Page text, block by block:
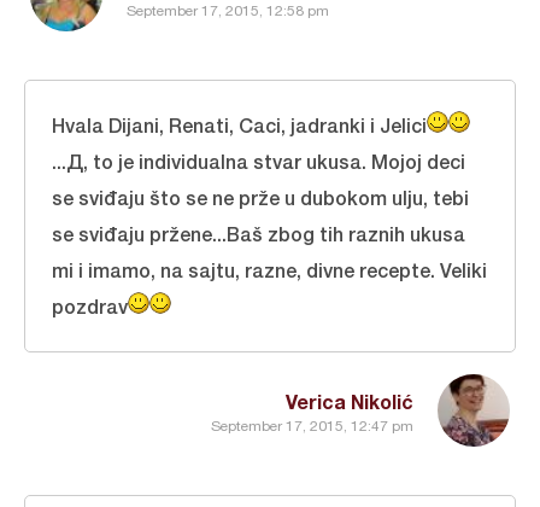
September 17, 2015, 12:58 pm
Verica Nikolić
September 17, 2015, 12:47 pm
Hvala Dijani, Renati, Caci, jadranki i Jelici
...Д, to je individualna stvar ukusa. Mojoj deci
se sviđaju što se ne prže u dubokom ulju, tebi
se sviđaju pržene...Baš zbog tih raznih ukusa
mi i imamo, na sajtu, razne, divne recepte. Veliki
pozdrav